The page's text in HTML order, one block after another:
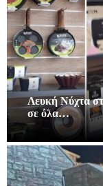
Λευκή Νύχτα
σε όλα…